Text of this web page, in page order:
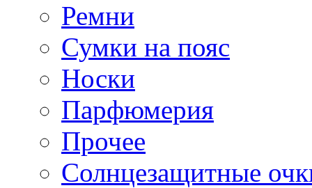
Ремни
Сумки на пояс
Носки
Парфюмерия
Прочее
Солнцезащитные